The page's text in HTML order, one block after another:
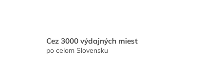
Cez 3000 výdajných miest
po celom Slovensku